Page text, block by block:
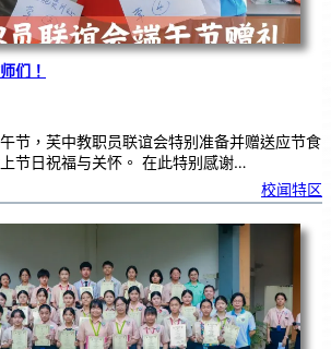
们！
节，芙中教职员联谊会特别准备并赠送应节食
节日祝福与关怀。 在此特别感谢…
校闻特区